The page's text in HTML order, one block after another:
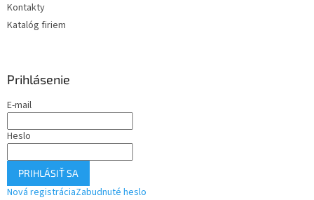
Kontakty
Katalóg firiem
Prihlásenie
E-mail
Heslo
PRIHLÁSIŤ SA
Nová registráciaZabudnuté heslo